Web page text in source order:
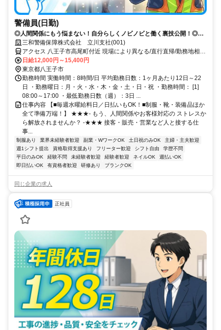
警備員(日勤)
◎人間関係にもう悩まない！自分らしくノビノビと働く裏技公開！◎ス
マホ応募から電話面接で最短15分で内定！
三和警備保障株式会社 立川支社(001)
アクセス 八王子市高尾町付近 現場により異なる/直行直帰/勤務地相談
可 ■週3日～■電話面接■即日勤務
日給12,000円～15,400円
東京都八王子市
勤務時間 実働時間：8時間/日 平均勤務日数：1ヶ月あたり12日～22
日 ・勤務曜日：月・火・水・木・金・土・日・祝 ・勤務時間： [1]
08:00～17:00 ・最低勤務日数（週）：3日 ...
仕事内容 【■毎週水曜給料日／日払いもOK！■制服・靴・装備品ほか
全て準備万端！】 ★★★- もう、人間関係やお客様対応の ストレスか
ら解放されませんか？ -★★★ 接客・販売・営業など人と接する仕
事...
制服あり 業界未経験者歓迎 副業・WワークOK 土日祝のみOK
主婦・主夫歓迎
週1シフト提出
資格取得支援あり フリーター歓迎 シフト自由
学歴不問
平日のみOK
経験不問 未経験者歓迎 経験者歓迎 ネイルOK
週払いOK
即日払いOK
有資格者歓迎 研修あり ブランクOK
同じ企業の求人
正社員